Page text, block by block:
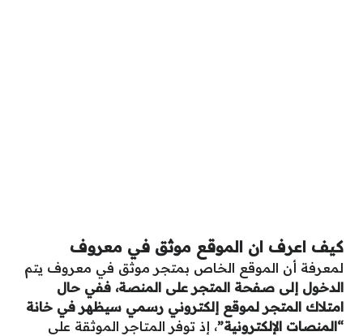
كيف اعرف ان الموقع موثق في معروف
لمعرفة أن الموقع الخاص بمتجر موثق في معروف يتم
الدخول إلى صفحة المتجر على المنصة، ففي حال
امتلاك المتجر لموقع إلكتروني رسمي سيظهر في خانة
“المنصات الإلكترونية”، إذ توفر المتاجر الموثقة على